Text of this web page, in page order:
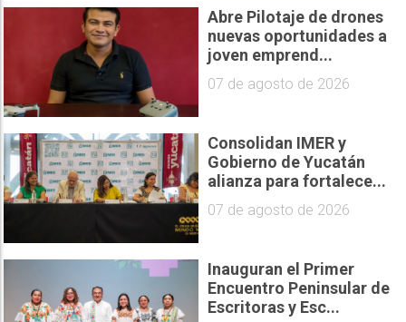
Abre Pilotaje de drones
nuevas oportunidades a
joven emprend...
07 de agosto de 2026
Consolidan IMER y
Gobierno de Yucatán
alianza para fortalece...
07 de agosto de 2026
Inauguran el Primer
Encuentro Peninsular de
Escritoras y Esc...